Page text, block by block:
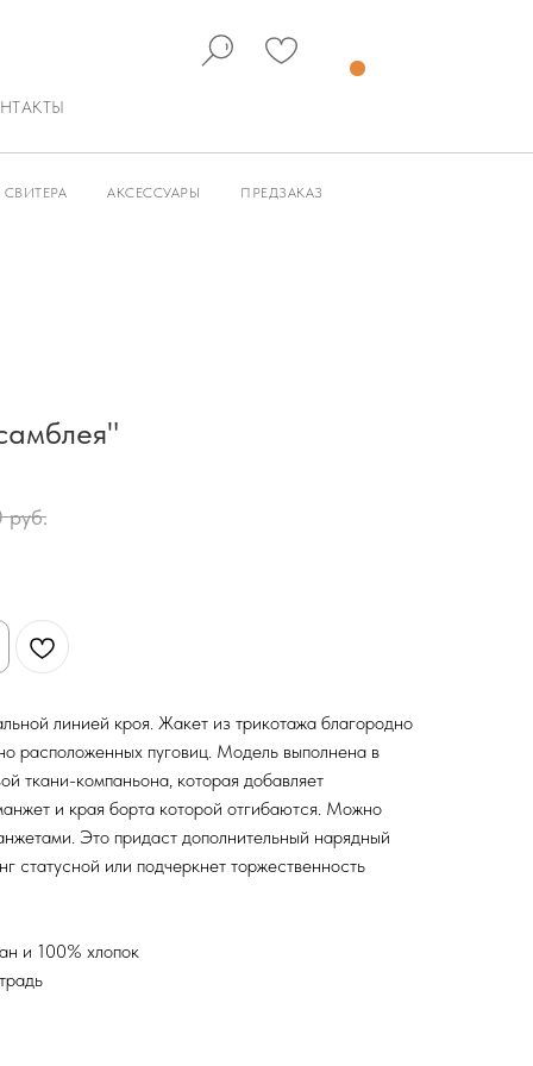
СВИТЕРА АКСЕССУАРЫ ПРЕДЗАКАЗ
руб.
линией кроя. Жакет из трикотажа благородно
расположенных пуговиц. Модель выполнена в
ткани-компаньона, которая добавляет
и края борта которой отгибаются. Можно
Это придаст дополнительный нарядный
статусной или подчеркнет торжественность
и 100% хлопок